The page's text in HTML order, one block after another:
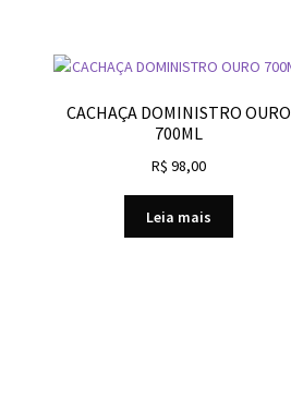
CACHAÇA DOMINISTRO OURO
700ML
R$ 98,00
Leia mais